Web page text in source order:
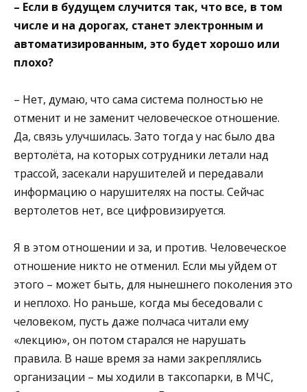
– Если в будущем случится так, что все, в том
числе и на дорогах, станет электронным и
автоматизированным, это будет хорошо или
плохо?
– Нет, думаю, что сама система полностью не
отменит и не заменит человеческое отношение.
Да, связь улучшилась. Зато тогда у нас было два
вертолёта, на которых сотрудники летали над
трассой, засекали нарушителей и передавали
информацию о нарушителях на посты. Сейчас
вертолетов нет, все цифровизируется.
Я в этом отношении и за, и против. Человеческое
отношение никто не отменил. Если мы уйдем от
этого – может быть, для нынешнего поколения это
и неплохо. Но раньше, когда мы беседовали с
человеком, пусть даже полчаса читали ему
«лекцию», он потом старался не нарушать
правила. В наше время за нами закреплялись
организации – мы ходили в таксопарки, в МЧС,